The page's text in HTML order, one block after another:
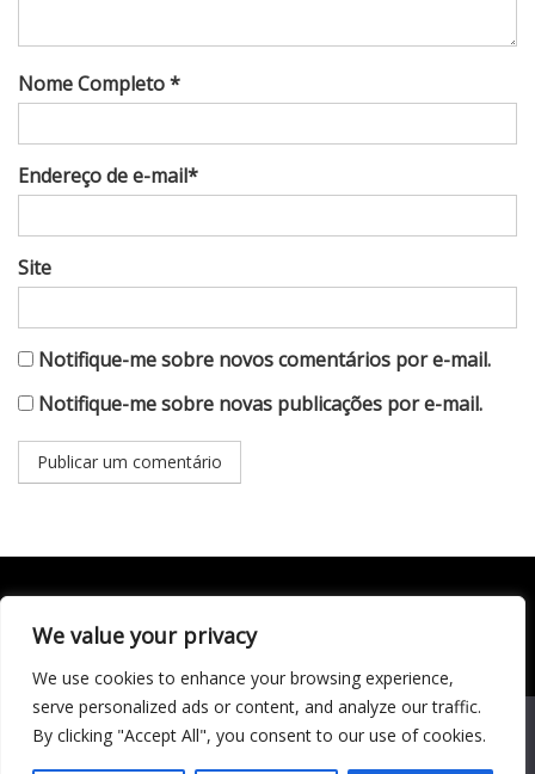
We value your privacy
We use cookies to enhance your browsing experience,
serve personalized ads or content, and analyze our traffic.
By clicking "Accept All", you consent to our use of cookies.
Nome Completo *
Endereço de e-mail*
Site
Notifique-me sobre novos comentários por e-mail.
Notifique-me sobre novas publicações por e-mail.
Todo conteúdo publicado neste portal, incluindo textos,
responsabilidade do autor. © 2020 - 2024 Todos os direitos
reservados ao site Matéria Livre Royale News by
Themebeez
Economia
We use cookies to ensure that we give you the best
experience on our website. If you continue to use this site we